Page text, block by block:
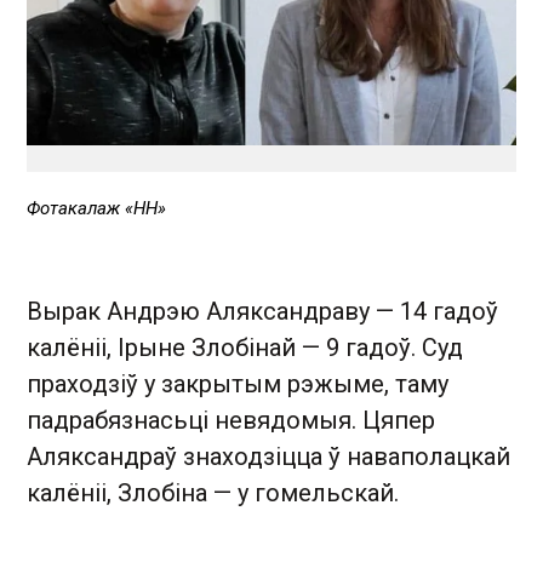
Фотакалаж «НН»
Вырак Андрэю Аляксандраву — 14 гадоў
калёніі, Ірыне Злобінай — 9 гадоў. Суд
праходзіў у закрытым рэжыме, таму
падрабязнасьці невядомыя. Цяпер
Аляксандраў знаходзіцца ў наваполацкай
калёніі, Злобіна — у гомельскай.